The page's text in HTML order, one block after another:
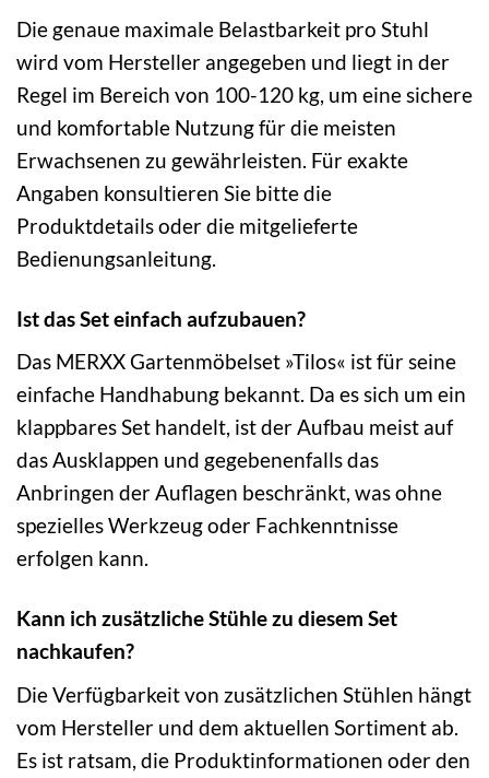
Die genaue maximale Belastbarkeit pro Stuhl
wird vom Hersteller angegeben und liegt in der
Regel im Bereich von 100-120 kg, um eine sichere
und komfortable Nutzung für die meisten
Erwachsenen zu gewährleisten. Für exakte
Angaben konsultieren Sie bitte die
Produktdetails oder die mitgelieferte
Bedienungsanleitung.
Ist das Set einfach aufzubauen?
Das MERXX Gartenmöbelset »Tilos« ist für seine
einfache Handhabung bekannt. Da es sich um ein
klappbares Set handelt, ist der Aufbau meist auf
das Ausklappen und gegebenenfalls das
Anbringen der Auflagen beschränkt, was ohne
spezielles Werkzeug oder Fachkenntnisse
erfolgen kann.
Kann ich zusätzliche Stühle zu diesem Set
nachkaufen?
Die Verfügbarkeit von zusätzlichen Stühlen hängt
vom Hersteller und dem aktuellen Sortiment ab.
Es ist ratsam, die Produktinformationen oder den